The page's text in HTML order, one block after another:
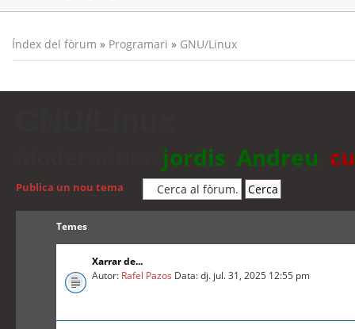
Índex del fòrum » Programari » GNU/Linux
jordis Andreu
Publica un nou tema
Temes
Xarrar de...
Autor: Rafel Pazos Data: dj. jul. 31, 2025 12:55 pm